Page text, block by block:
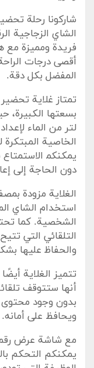
شاركونا رحلة
الشاي الزجاجية
فريدة ومميزة مع
أقصى ⁢درجات
المفضل بكل دقة.
تمتاز غلاية
لتر من‌ الماء
يمكنكم‍
دون‌ الحاجة‌ إلى
الغلاية مزودة
استخدام الشاي
الشخصية. كما
التلقائي التي
والحفاظ عليها
تتميز⁢ الغلاية
أنها ستتوقف
بدون ⁢وجود محتوى
ويحافظ على أمانه.
مع شاشة⁤ عرض
يمكنكم التحكم